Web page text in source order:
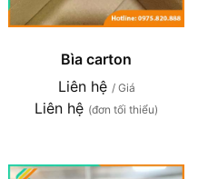
Bìa carton
Liên hệ / Giá
Liên hệ (đơn tối thiểu)